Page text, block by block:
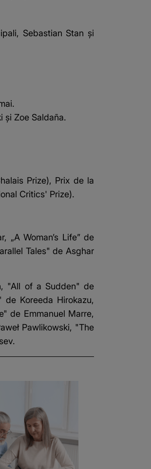
Sebastian Stan şi
şi Zoe Saldaña.
Prize), Prix de la
Critics' Prize).
„A Woman’s Life” de
Tales" de Asghar
"All of a Sudden" de
Koreeda Hirokazu,
de Emmanuel Marre,
Pawlikowski, "The